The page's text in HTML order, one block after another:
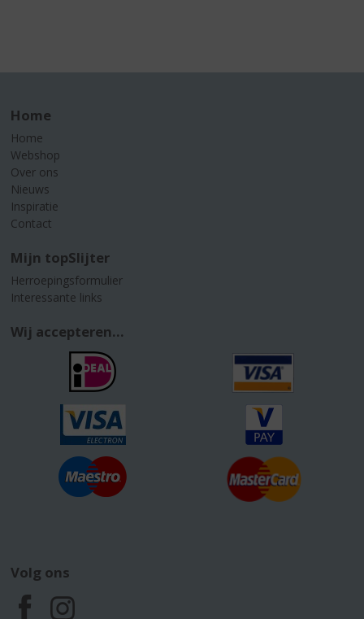
Home
Home
Webshop
Over ons
Nieuws
Inspiratie
Contact
Mijn topSlijter
Herroepingsformulier
Interessante links
Wij accepteren...
Volg ons
F I